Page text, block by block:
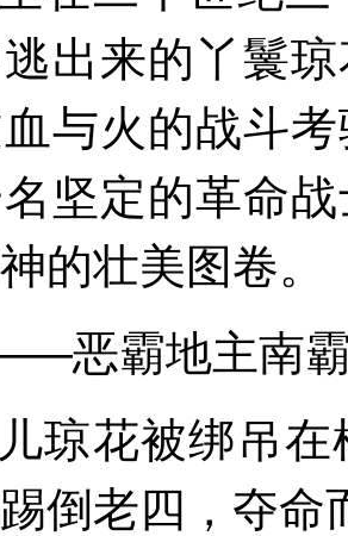
出来的丫鬟
与火的战斗
坚定的革命
的壮美图卷。
恶霸地主南
琼花被绑吊
倒老四，夺命